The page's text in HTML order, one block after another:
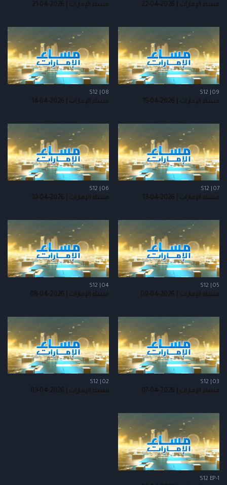
مساء الإمارات | 2026-04-22 مساء الإمارات | 2026-04-21
S12 | 09
مساء الإمارات | 2026-04-15
S12 | 08
مساء الإمارات | 2026-04-14
S12 | 07
مساء الإمارات | 2026-04-13
S12 | 06
مساء الإمارات | 2026-04-10
S12 | 05
مساء الإمارات | 2026-04-09
S12 | 04
مساء الإمارات | 2026-04-08
S12 | 03
مساء الإمارات | 2026-04-07
S12 | 02
مساء الإمارات | 2026-04-03
S12 EP-1